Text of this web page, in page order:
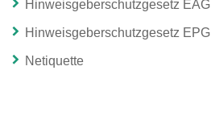
Hinweisgeberschutzgesetz EAG
Hinweisgeberschutzgesetz EPG
Netiquette